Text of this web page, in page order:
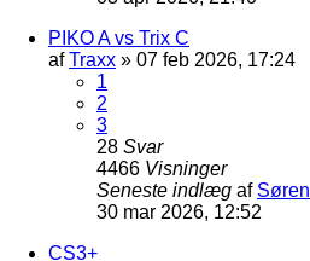
PIKO A vs Trix C
afTraxx » 07 feb 2026, 17:24
1
2
3
28 Svar
4466 Visninger
Seneste indlæg af Søren
30 mar 2026, 12:52
CS3+